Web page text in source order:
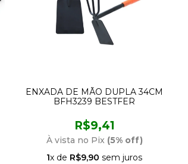
ENXADA DE MÃO DUPLA 34CM
BFH3239 BESTFER
R$9,41
À vista no Pix (5% off)
1x de R$9,90 sem juros